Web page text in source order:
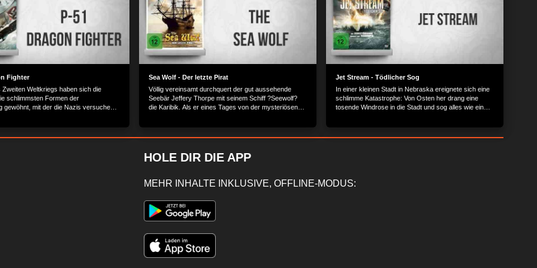
OPTIONEN
Fighter
Zweiten Weltkriegs haben sich die
schlimmsten Formen der
gewöhnt, mit der die Nazis versuchen,
Sea Wolf - Der letzte Pirat
Völlig vereinsamt durchquert der gut aussehende
Seebär Jeffery Thorpe mit seinem Schiff ?Seewolf?
die Karibik. Als er eines Tages von der mysteriösen
Jet Stream - Tödlicher Sog
In einer kleinen Stadt in Nebraska ereignete sich eine
schlimme Katastrophe: Von Osten her drang eine
tosende Windrose in die Stadt und sog alles wie ein
HOLE DIR DIE APP
MEHR INHALTE INKLUSIVE, OFFLINE-MODUS: